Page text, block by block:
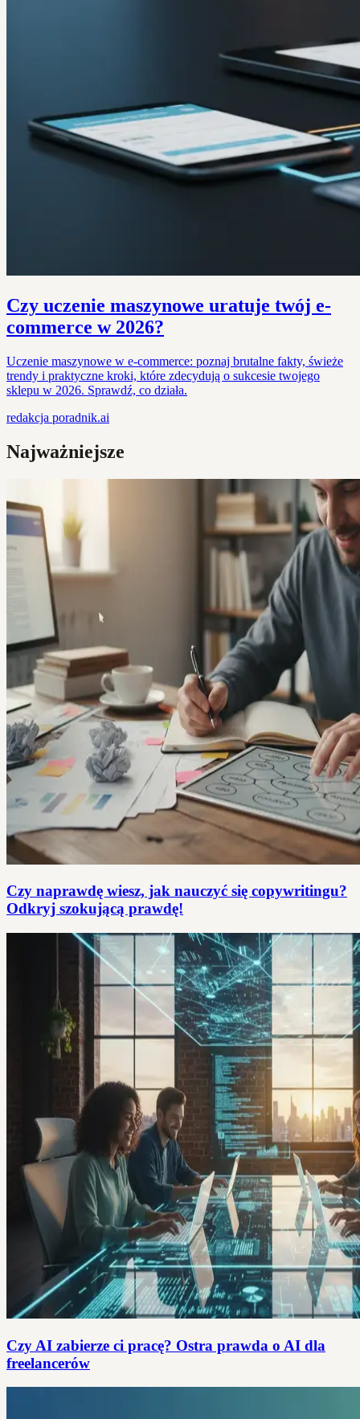
Czy uczenie maszynowe uratuje twój e-
commerce w 2026?
Uczenie maszynowe w e-commerce: poznaj brutalne fakty, świeże
trendy i praktyczne kroki, które zdecydują o sukcesie twojego
sklepu w 2026. Sprawdź, co działa.
redakcja poradnik.ai
Najważniejsze
Czy naprawdę wiesz, jak nauczyć się copywritingu?
Odkryj szokującą prawdę!
Czy AI zabierze ci pracę? Ostra prawda o AI dla
freelancerów